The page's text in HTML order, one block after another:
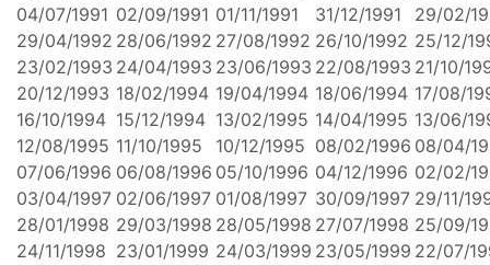
04/07/1991 02/09/1991 01/11/1991 31/12/1991
29/02/
29/04/1992 28/06/1992 27/08/1992 26/10/1992 25/12/
23/02/1993 24/04/1993 23/06/1993 22/08/1993 21/10/
20/12/1993 18/02/1994 19/04/1994 18/06/1994 17/08/
16/10/1994 15/12/1994 13/02/1995 14/04/1995 13/06/
12/08/1995 11/10/1995 10/12/1995 08/02/1996 08/04/
07/06/1996 06/08/1996 05/10/1996 04/12/1996 02/02/
03/04/1997 02/06/1997 01/08/1997 30/09/1997 29/11/
28/01/1998 29/03/1998 28/05/1998 27/07/1998 25/09/
24/11/1998 23/01/1999 24/03/1999 23/05/1999 22/07/